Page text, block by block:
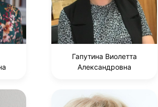
Гапутина Виолетта
Александровна